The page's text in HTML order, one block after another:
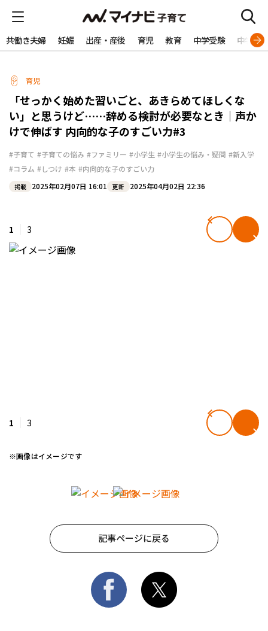
共働き夫婦 妊娠 出産・産後 育児 教育 中学受験 中学生
育児
「せっかく始めた習いごと、あきらめてほしくな
い」と思うけど……辞める検討が必要なとき｜声か
けで伸ばす 内向的な子のすごい力#3
#子育て #子育ての悩み #ファミリー #小学生 #小学生の悩み・疑問 #新入学
#コラム #しつけ #本 #内向的な子のすごい力
掲載 2025年02月07日 16:01 更新 2025年04月02日 22:36
1 3
1 3
※画像はイメージです
記事ページに戻る